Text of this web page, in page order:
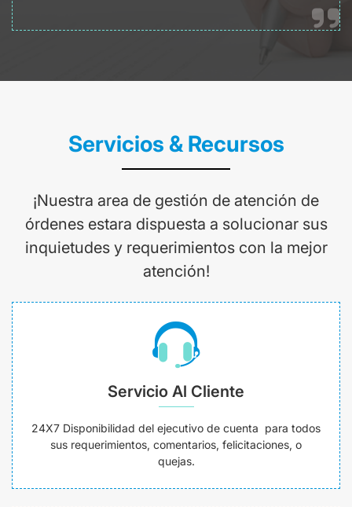
Servicios & Recursos
¡Nuestra area de gestión de atención de
órdenes estara dispuesta a solucionar sus
inquietudes y requerimientos con la mejor
atención!
Servicio Al Cliente
24X7 Disponibilidad del ejecutivo de cuenta para todos
sus requerimientos, comentarios, felicitaciones, o
quejas.